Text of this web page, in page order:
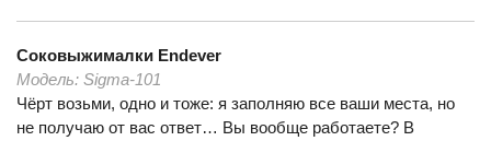
Соковыжималки Endever
Модель: Sigma-101
Чёрт возьми, одно и тоже: я заполняю все ваши места, но
не получаю от вас ответ… Вы вообще работаете? В